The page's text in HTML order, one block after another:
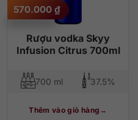
Rượu vodka Skyy
Infusion Citrus 700ml
570.000 ₫
700 ml 37.5%
Thêm vào giỏ hàng